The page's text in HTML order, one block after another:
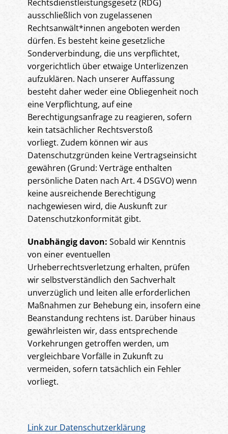
Rechtsdienstleistungsgesetz (RDG)
ausschließlich von zugelassenen
Rechtsanwält*innen angeboten werden
dürfen. Es besteht keine gesetzliche
Sonderverbindung, die uns verpflichtet,
vorgerichtlich über etwaige Unterlizenzen
aufzuklären. Nach unserer Auffassung
besteht daher weder eine Obliegenheit noch
eine Verpflichtung, auf eine
Berechtigungsanfrage zu reagieren, sofern
kein tatsächlicher Rechtsverstoß
vorliegt. Zudem können wir aus
Datenschutzgründen keine Vertragseinsicht
gewähren (Grund: Verträge enthalten
persönliche Daten nach Art. 4 DSGVO) wenn
keine ausreichende Berechtigung
nachgewiesen wird, die Auskunft zur
Datenschutzkonformität gibt.
Unabhängig davon: Sobald wir Kenntnis
von einer eventuellen
Urheberrechtsverletzung erhalten, prüfen
wir selbstverständlich den Sachverhalt
unverzüglich und leiten alle erforderlichen
Maßnahmen zur Behebung ein, insofern eine
Beanstandung rechtens ist. Darüber hinaus
gewährleisten wir, dass entsprechende
Vorkehrungen getroffen werden, um
vergleichbare Vorfälle in Zukunft zu
vermeiden, sofern tatsächlich ein Fehler
vorliegt.
Link zur Datenschutzerklärung